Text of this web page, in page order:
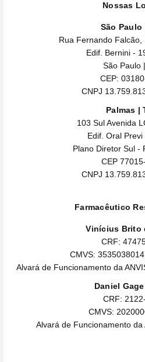
Nossas
São Paulo
Rua Fernando Falcão,
Edif. Bernini -
São Paulo
CEP:
CNPJ
Palmas |
103 Sul Avenida
Edif. Oral Previ
Plano Diretor Sul -
CEP
CNPJ
Farmacêutico
Vinícius Brito
CRF:
CMVS:
Alvará de Funcionamento da
Daniel
CRF:
CMVS:
Alvará de Funcionamento